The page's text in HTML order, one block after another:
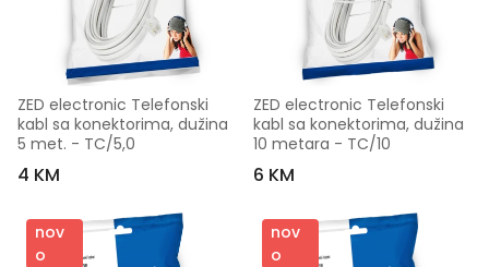
ZED electronic Telefonski
kabl sa konektorima, dužina
5 met. - TC/5,0
4 KM
ZED electronic Telefonski
kabl sa konektorima, dužina
10 metara - TC/10
6 KM
nov
o
nov
o